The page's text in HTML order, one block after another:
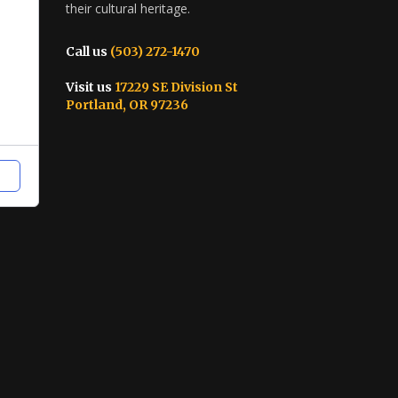
their cultural heritage.
Call us (503) 272-1470
Visit us 17229 SE Division St
Portland, OR 97236